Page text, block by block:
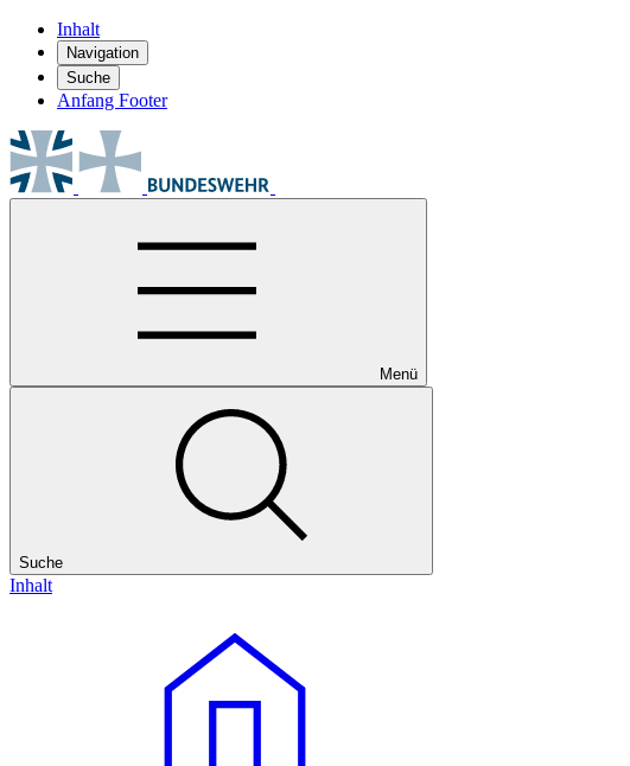
Inhalt
Navigation
Suche
Anfang Footer
Menü
Suche
Inhalt